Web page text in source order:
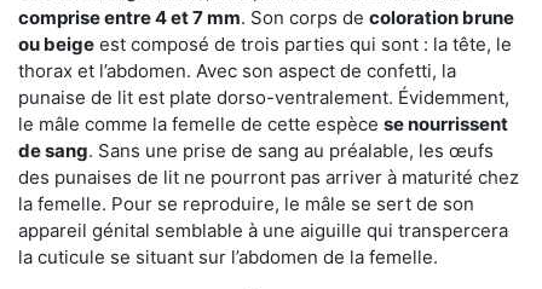
comprise entre 4 et 7 mm. Son corps de coloration brune
ou beige est composé de trois parties qui sont : la tête, le
thorax et l’abdomen. Avec son aspect de confetti, la
punaise de lit est plate dorso-ventralement. Évidemment,
le mâle comme la femelle de cette espèce se nourrissent
de sang. Sans une prise de sang au préalable, les œufs
des punaises de lit ne pourront pas arriver à maturité chez
la femelle. Pour se reproduire, le mâle se sert de son
appareil génital semblable à une aiguille qui transpercera
la cuticule se situant sur l’abdomen de la femelle.